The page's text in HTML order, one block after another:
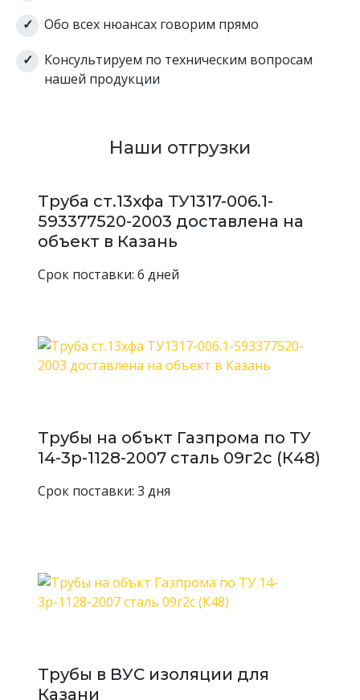
Труба
38 3 20 ГОСТ
8732-78/8731-74
горячекатанная
38 3 М/Д 09Г2С
38 3
Труба
горячекатанная
38
горячекатанная
38 3
Труба
горячекатанная
38 3,2 20 ГОСТ
8732-78/8731-74
38 3,5 20
Труба
горячекатанная
Труба
Обо всех нюансах говорим прямо
Консультируем по техническим вопросам
нашей продукции
Наши отгрузки
Труба ст.13хфа ТУ1317-006.1-
593377520-2003 доставлена на
объект в Казань
Срок поставки: 6 дней
Трубы на объкт Газпрома по ТУ
14-3р-1128-2007 сталь 09г2с (К48)
Срок поставки: 3 дня
Трубы в ВУС изоляции для
Казани